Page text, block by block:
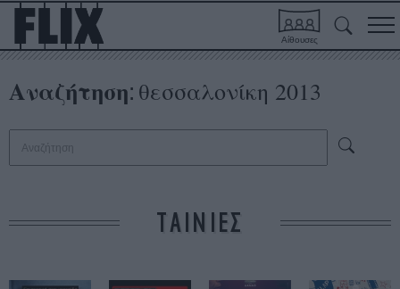
Αίθουσες
Αναζήτηση: θεσσαλονίκη 2013
ΤΑΙΝΙΕΣ